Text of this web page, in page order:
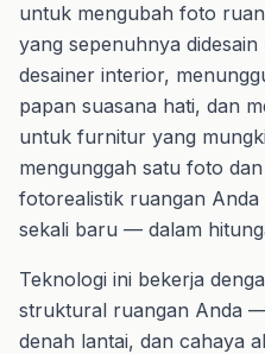
untuk mengubah foto
yang sepenuhnya
desainer interior,
papan suasana hati, dan
untuk furnitur yang
mengunggah satu foto
fotorealistik ruangan Anda
sekali baru — dalam
Teknologi ini bekerja
struktural ruangan Anda
denah lantai, dan cahaya